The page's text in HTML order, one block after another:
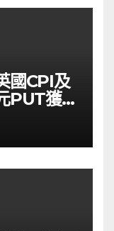
國CPI及
PUT獲資